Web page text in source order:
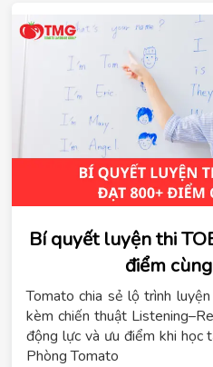
Bí quyết luyện thi
điểm
Tomato chia sẻ lộ trình
kèm chiến thuật
động lực và ưu điểm khi học
Phòng Tomato